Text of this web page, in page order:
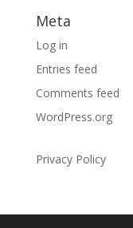
Meta
Log in
Entries feed
Comments feed
WordPress.org
Privacy Policy